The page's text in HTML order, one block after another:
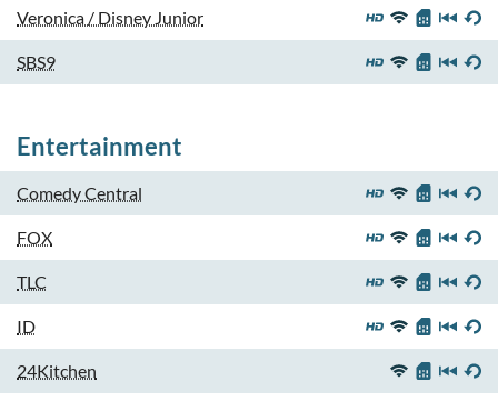
Veronica / Disney Junior
SBS9
Entertainment
Comedy Central
FOX
TLC
ID
24Kitchen